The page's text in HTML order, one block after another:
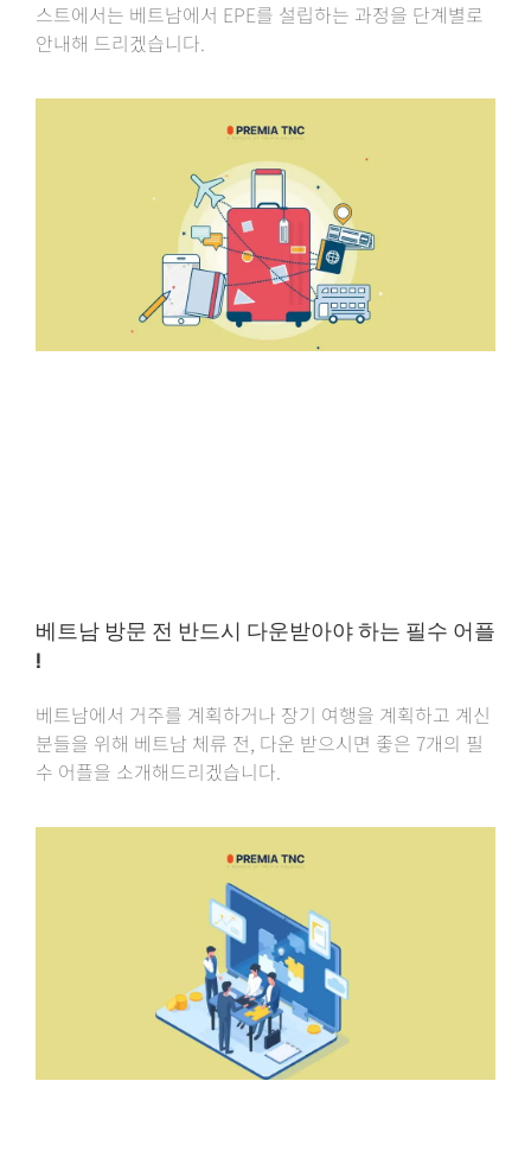
스트에서는 베트남에서 EPE를 설립하는 과정을 단계별로
안내해 드리겠습니다.
베트남 방문 전 반드시 다운받아야 하는 필수 어플
!
베트남에서 거주를 계획하거나 장기 여행을 계획하고 계신
분들을 위해 베트남 체류 전, 다운 받으시면 좋은 7개의 필
수 어플을 소개해드리겠습니다.